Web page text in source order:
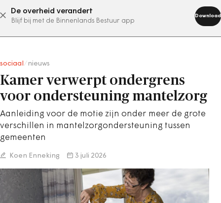
De overheid verandert
Blijf bij met de Binnenlands Bestuur app
Download
abonneer nu
sociaal nieuws
Kamer verwerpt ondergrens
voor ondersteuning mantelzorg
Aanleiding voor de motie zijn onder meer de grote
verschillen in mantelzorgondersteuning tussen
gemeenten
Koen Enneking 3 juli 2026